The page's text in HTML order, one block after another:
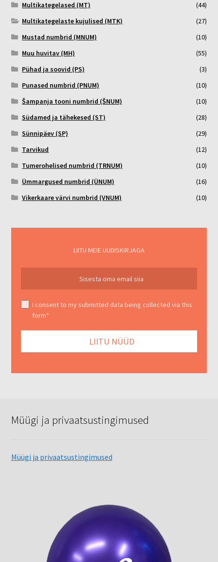
Multikategelased (MT)
(44)
Multikategelaste kujulised (MTK)
(27)
Mustad numbrid (MNUM)
(10)
Muu huvitav (MH)
(55)
Pühad ja soovid (PS)
(3)
Punased numbrid (PNUM)
(10)
Šampanja tooni numbrid (ŠNUM)
(10)
Südamed ja tähekesed (ST)
(28)
Sünnipäev (SP)
(29)
Tarvikud
(12)
Tumerohelised numbrid (TRNUM)
(10)
Ümmargused numbrid (ÜNUM)
(16)
Vikerkaare värvi numbrid (VNUM)
(10)
LIITU MEIE UUDISKIRJAGA
I consent to my submitted data being collected via this
form*
Müügi ja privaatsustingimused
Müügi ja privaatsustingimused